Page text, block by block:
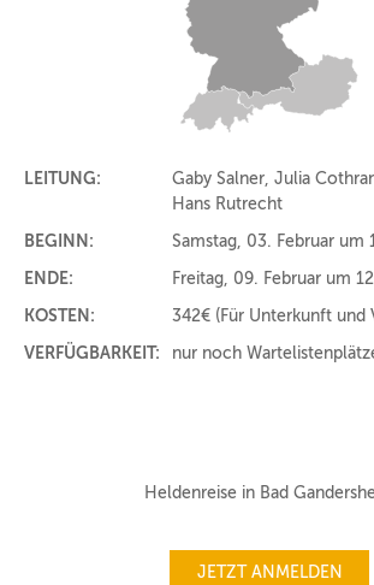
LEITUNG:
Gaby Salner, Julia
Hans Rutrecht
BEGINN:
Samstag, 03. Februar um
ENDE:
Freitag, 09. Februar um
KOSTEN:
342€ (Für Unterkunft und
VERFÜGBARKEIT:
nur noch
Heldenreise in Bad
JETZT ANMELDEN